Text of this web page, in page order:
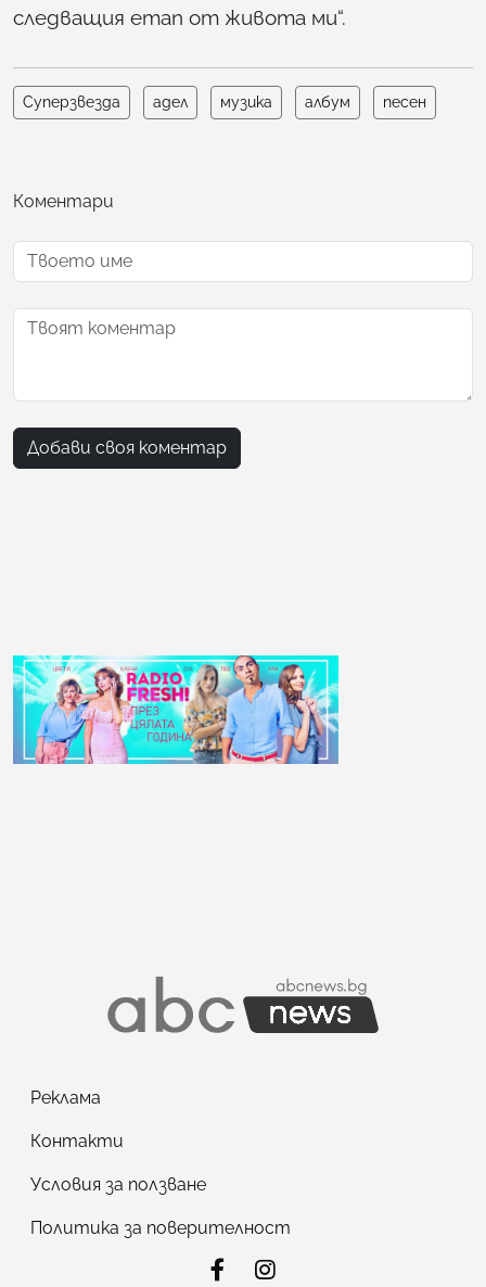
следващия етап от живота ми“.
Суперзвезда адел музика албум песен
Коментари
Добави своя коментар
Реклама
Контакти
Условия за ползване
Политика за поверителност